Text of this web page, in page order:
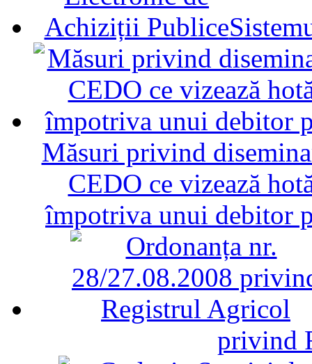
Măsuri privind
CEDO ce vizează
împotriva unui debitor
privind